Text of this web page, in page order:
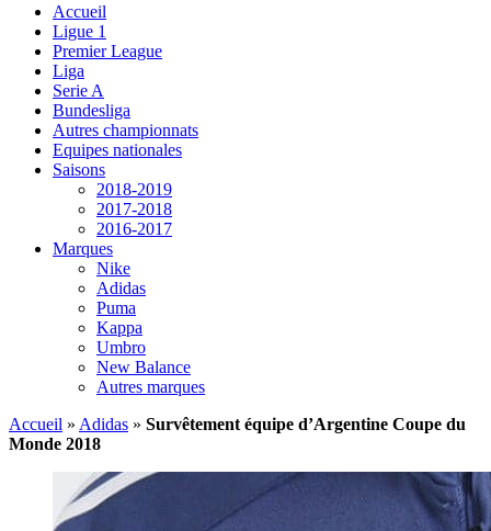
Accueil
Ligue 1
Premier League
Liga
Serie A
Bundesliga
Autres championnats
Equipes nationales
Saisons
2018-2019
2017-2018
2016-2017
Marques
Nike
Adidas
Puma
Kappa
Umbro
New Balance
Autres marques
Accueil » Adidas » Survêtement équipe d’Argentine Coupe du
Monde 2018